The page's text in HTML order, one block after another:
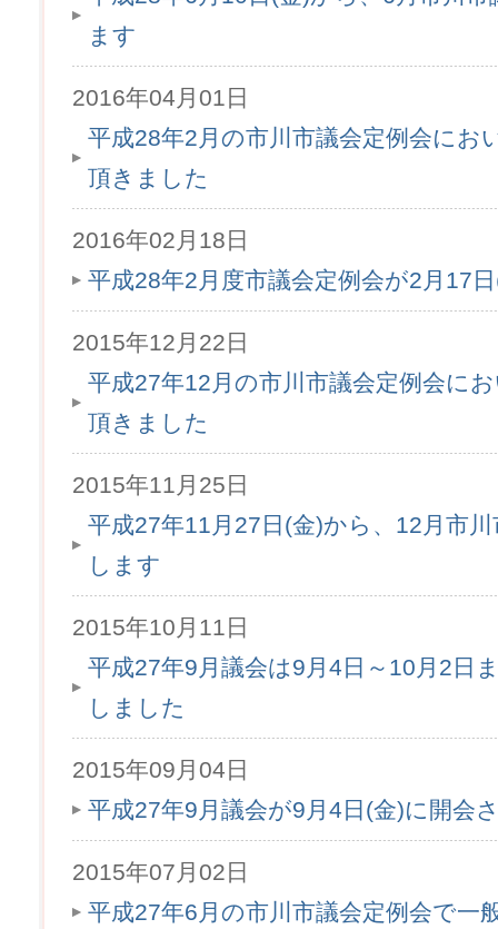
ます
2016年04月01日
平成28年2月の市川市議会定例会にお
頂きました
2016年02月18日
平成28年2月度市議会定例会が2月17
2015年12月22日
平成27年12月の市川市議会定例会に
頂きました
2015年11月25日
平成27年11月27日(金)から、12月市
します
2015年10月11日
平成27年9月議会は9月4日～10月2日
しました
2015年09月04日
平成27年9月議会が9月4日(金)に開会
2015年07月02日
平成27年6月の市川市議会定例会で一